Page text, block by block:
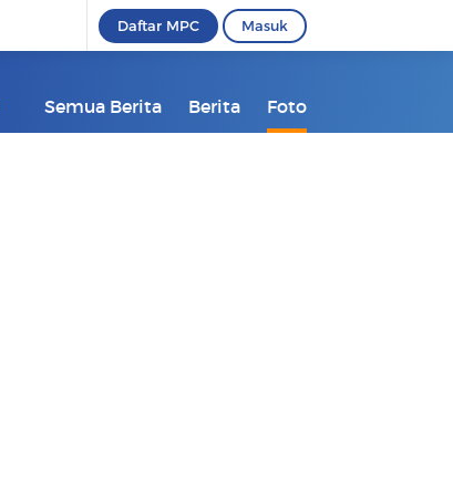
Daftar MPC Masuk
Semua Berita Berita Foto